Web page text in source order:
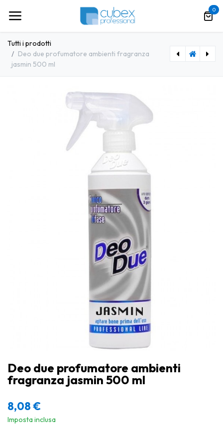
0
Tutti i prodotti
Deo due profumatore ambienti fragranza
jasmin 500 ml
Deo due profumatore ambienti
fragranza jasmin 500 ml
8,08€
Imposta inclusa